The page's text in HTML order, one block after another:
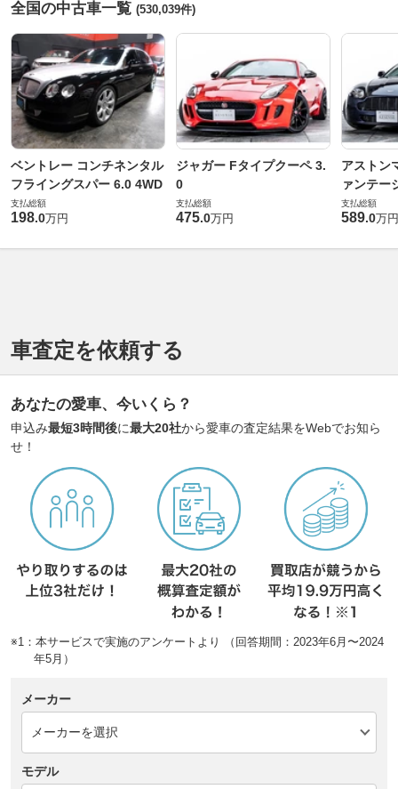
全国の中古車一覧 (530,039件)
ベントレー コンチネンタル
フライングスパー 6.0 4WD
支払総額
198.0万円
ジャガー Fタイプクーペ 3.
0
支払総額
475.0万円
アストン
ァンテー
支払総額
589.0万円
車査定を依頼する
あなたの愛車、今いくら？
申込み最短3時間後に最大20社から愛車の査定結果をWebでお知ら
せ！
※1：本サービスで実施のアンケートより （回答期間：2023年6月〜2024
年5月）
メーカー
モデル